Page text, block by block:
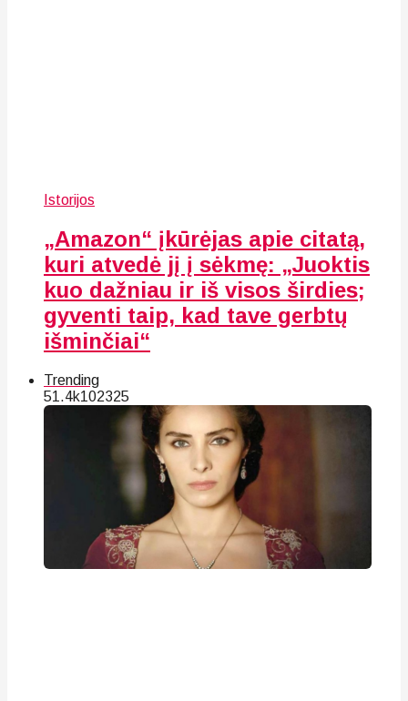
Istorijos
„Amazon“ įkūrėjas apie citatą,
kuri atvedė jį į sėkmę: „Juoktis
kuo dažniau ir iš visos širdies;
gyventi taip, kad tave gerbtų
išminčiai“
Trending
51.4k102325